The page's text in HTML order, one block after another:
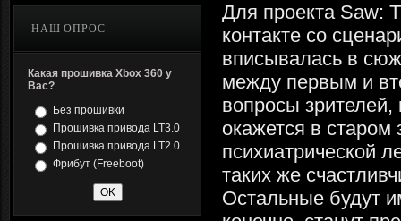
НАШ ОПРОС
Какая прошивка Xbox 360 у
Вас?
Без прошивки
Прошивка привода LT3.0
Прошивка привода LT2.0
Фрибут (Freeboot)
Для проекта Saw:
контакте со
вписывалась в
между первым и
вопросы
окажется в
психиатрической
таких же
Остальные будут